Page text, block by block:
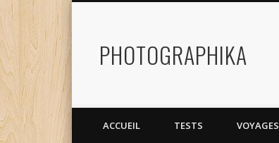
PHOTOGRAPHIKA
FacebookTwitter Flickr Dribble
ACCUEIL TESTS VOYAGES